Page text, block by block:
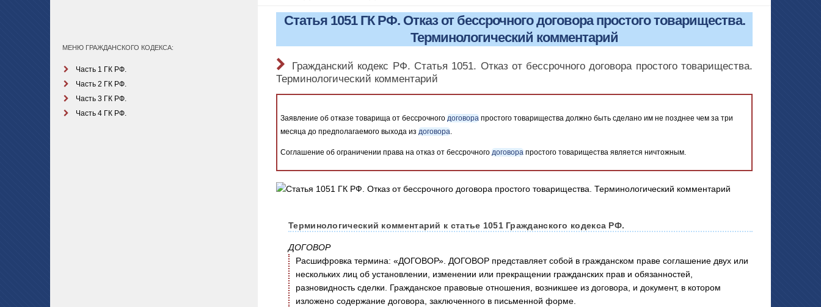
Статья 1051 ГК РФ. Отказ от бессрочного договора простого товарищества.
Терминологический комментарий
Гражданский кодекс РФ. Статья 1051. Отказ от бессрочного договора простого товарищества.
Терминологический комментарий
Заявление об отказе товарища от бессрочного договора простого товарищества должно быть сделано им не позднее чем за три
месяца до предполагаемого выхода из договора.
Соглашение об ограничении права на отказ от бессрочного договора простого товарищества является ничтожным.
Терминологический комментарий к статье 1051 Гражданского кодекса РФ.
ДОГОВОР
Расшифровка термина: «ДОГОВОР». ДОГОВОР представляет собой в гражданском праве соглашение двух или
нескольких лиц об установлении, изменении или прекращении гражданских прав и обязанностей,
разновидность сделки. Гражданское правовые отношения, возникшее из договора, и документ, в котором
изложено содержание договора, заключенного в письменной форме.
МЕНЮ ГРАЖДАНСКОГО КОДЕКСА:
Часть 1 ГК РФ.
Часть 2 ГК РФ.
Часть 3 ГК РФ.
Часть 4 ГК РФ.